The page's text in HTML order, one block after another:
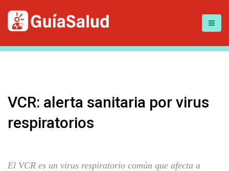
VCR: alerta sanitaria por virus
respiratorios
El VCR es un virus respiratorio común que afecta a